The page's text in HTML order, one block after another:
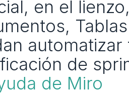
en el
de
de Miro